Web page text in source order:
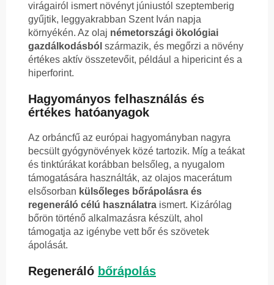
virágairól ismert növényt júniustól szeptemberig
gyűjtik, leggyakrabban Szent Iván napja
környékén. Az olaj németországi ökológiai
gazdálkodásból származik, és megőrzi a növény
értékes aktív összetevőit, például a hipericint és a
hiperforint.
Hagyományos felhasználás és
értékes hatóanyagok
Az orbáncfű az európai hagyományban nagyra
becsült gyógynövények közé tartozik. Míg a teákat
és tinktúrákat korábban belsőleg, a nyugalom
támogatására használták, az olajos macerátum
elsősorban külsőleges bőrápolásra és
regeneráló célú használatra ismert. Kizárólag
bőrön történő alkalmazásra készült, ahol
támogatja az igénybe vett bőr és szövetek
ápolását.
Regeneráló bőrápolás